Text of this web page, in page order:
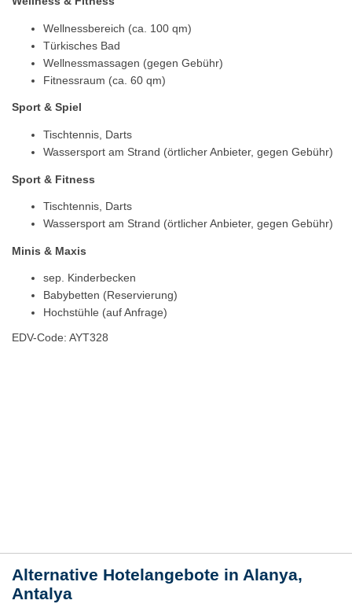
Wellnessbereich (ca. 100 qm)
Türkisches Bad
Wellnessmassagen (gegen Gebühr)
Fitnessraum (ca. 60 qm)
Sport & Spiel
Tischtennis, Darts
Wassersport am Strand (örtlicher Anbieter, gegen Gebühr)
Sport & Fitness
Tischtennis, Darts
Wassersport am Strand (örtlicher Anbieter, gegen Gebühr)
Minis & Maxis
sep. Kinderbecken
Babybetten (Reservierung)
Hochstühle (auf Anfrage)
EDV-Code: AYT328
Alternative Hotelangebote in Alanya,
Antalya